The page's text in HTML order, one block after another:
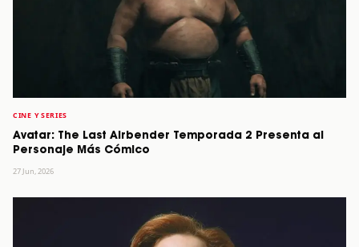
CINE Y SERIES
Avatar: The Last Airbender Temporada 2 Presenta al
Personaje Más Cómico
27 Jun, 2026